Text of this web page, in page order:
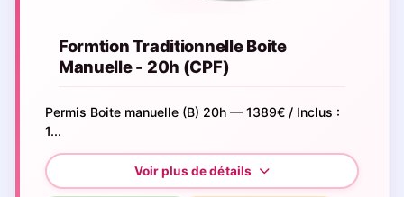
Formtion Traditionnelle Boite
Manuelle - 20h (CPF)
Permis Boite manuelle (B) 20h — 1389€ / Inclus :
1...